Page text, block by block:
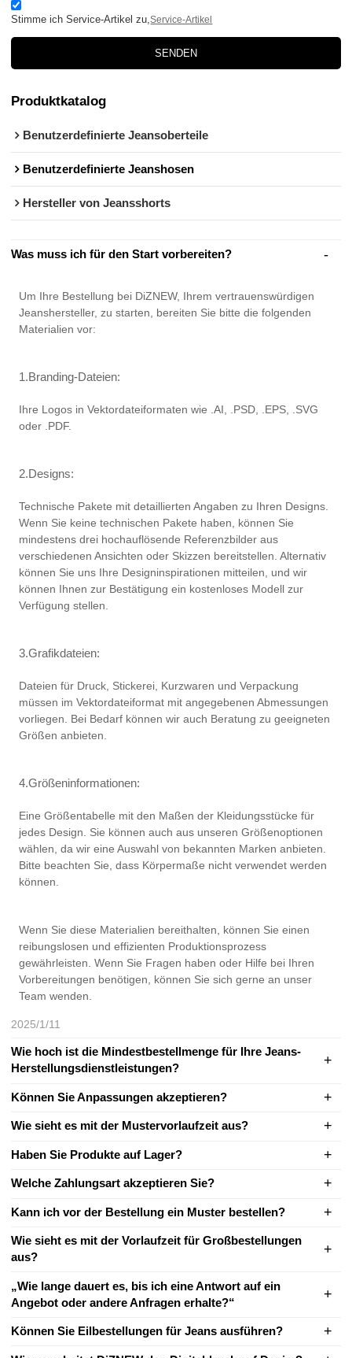
Stimme ich Service-Artikel zu,Service-Artikel
SENDEN
Produktkatalog
Benutzerdefinierte Jeansoberteile
Benutzerdefinierte Jeanshosen
Hersteller von Jeansshorts
Was muss ich für den Start vorbereiten?
Um Ihre Bestellung bei DiZNEW, Ihrem vertrauenswürdigen
Jeanshersteller, zu starten, bereiten Sie bitte die folgenden
Materialien vor:
1.Branding-Dateien:
Ihre Logos in Vektordateiformaten wie .AI, .PSD, .EPS, .SVG
oder .PDF.
2.Designs:
Technische Pakete mit detaillierten Angaben zu Ihren Designs.
Wenn Sie keine technischen Pakete haben, können Sie
mindestens drei hochauflösende Referenzbilder aus
verschiedenen Ansichten oder Skizzen bereitstellen. Alternativ
können Sie uns Ihre Designinspirationen mitteilen, und wir
können Ihnen zur Bestätigung ein kostenloses Modell zur
Verfügung stellen.
3.Grafikdateien:
Dateien für Druck, Stickerei, Kurzwaren und Verpackung
müssen im Vektordateiformat mit angegebenen Abmessungen
vorliegen. Bei Bedarf können wir auch Beratung zu geeigneten
Größen anbieten.
4.Größeninformationen:
Eine Größentabelle mit den Maßen der Kleidungsstücke für
jedes Design. Sie können auch aus unseren Größenoptionen
wählen, da wir eine Auswahl von bekannten Marken anbieten.
Bitte beachten Sie, dass Körpermaße nicht verwendet werden
können.
Wenn Sie diese Materialien bereithalten, können Sie einen
reibungslosen und effizienten Produktionsprozess
gewährleisten. Wenn Sie Fragen haben oder Hilfe bei Ihren
Vorbereitungen benötigen, können Sie sich gerne an unser
Team wenden.
2025/1/11
Wie hoch ist die Mindestbestellmenge für Ihre Jeans-
Herstellungsdienstleistungen?
Können Sie Anpassungen akzeptieren?
Wie sieht es mit der Mustervorlaufzeit aus?
Haben Sie Produkte auf Lager?
Welche Zahlungsart akzeptieren Sie?
Kann ich vor der Bestellung ein Muster bestellen?
Wie sieht es mit der Vorlaufzeit für Großbestellungen
aus?
„Wie lange dauert es, bis ich eine Antwort auf ein
Angebot oder andere Anfragen erhalte?“
Können Sie Eilbestellungen für Jeans ausführen?